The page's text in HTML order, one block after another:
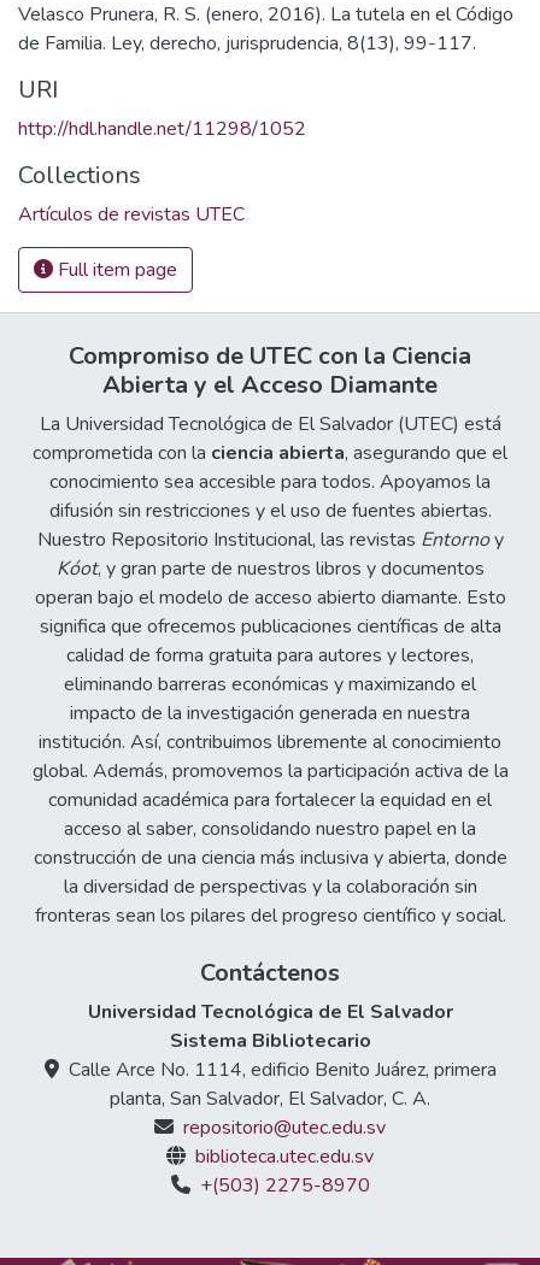
Velasco Prunera, R. S. (enero, 2016). La tutela en el Código
de Familia. Ley, derecho, jurisprudencia, 8(13), 99-117.
URI
http://hdl.handle.net/11298/1052
Collections
Artículos de revistas UTEC
Full item page
Compromiso de UTEC con la Ciencia
Abierta y el Acceso Diamante
La Universidad Tecnológica de El Salvador (UTEC) está
comprometida con la ciencia abierta, asegurando que el
conocimiento sea accesible para todos. Apoyamos la
difusión sin restricciones y el uso de fuentes abiertas.
Nuestro Repositorio Institucional, las revistas Entornoy
Kóot, y gran parte de nuestros libros y documentos
operan bajo el modelo de acceso abierto diamante. Esto
significa que ofrecemos publicaciones científicas de alta
calidad de forma gratuita para autores y lectores,
eliminando barreras económicas y maximizando el
impacto de la investigación generada en nuestra
institución. Así, contribuimos libremente al conocimiento
global. Además, promovemos la participación activa de la
comunidad académica para fortalecer la equidad en el
acceso al saber, consolidando nuestro papel en la
construcción de una ciencia más inclusiva y abierta, donde
la diversidad de perspectivas y la colaboración sin
fronteras sean los pilares del progreso científico y social.
Contáctenos
Universidad Tecnológica de El Salvador
Sistema Bibliotecario
Calle Arce No. 1114, edificio Benito Juárez, primera
planta, San Salvador, El Salvador, C. A.
repositorio@utec.edu.sv
biblioteca.utec.edu.sv
+(503) 2275-8970